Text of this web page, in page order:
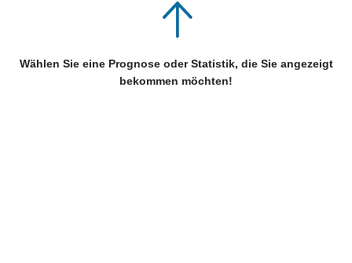
Wählen Sie eine Prognose oder Statistik, die Sie angezeigt
bekommen möchten!